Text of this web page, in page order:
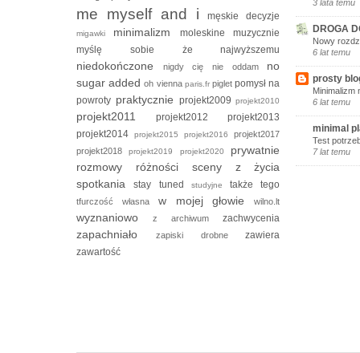
me myself and imęskie decyzje
migawki minimalizm moleskinemuzycznie
myślę sobie żenajwyższemu
niedokończone nigdy cię nie oddam no
sugar addedoh vienna paris.fr pigletpomysł na
powroty praktycznie projekt2009projekt2010
projekt2011projekt2012projekt2013
projekt2014projekt2015projekt2016projekt2017
projekt2018projekt2019 projekt2020 prywatnie
rozmowy różności sceny z życia
spotkaniastay tuned studyjnetakże tego
tfurczość własna w mojej głowiewilno.lt
wyznaniowoz archiwumzachwycenia
zapachniało zapiski drobnezawiera
zawartość
3 lata temu
DROGA
Nowy
6 lat temu
prosty
Minimalizm
6 lat temu
minimal
Test
7 lat temu